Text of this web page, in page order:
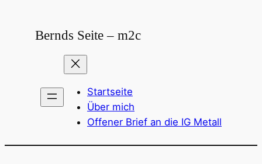
springenBernds Seite – m2c
Startseite
Über mich
Offener Brief an die IG Metall